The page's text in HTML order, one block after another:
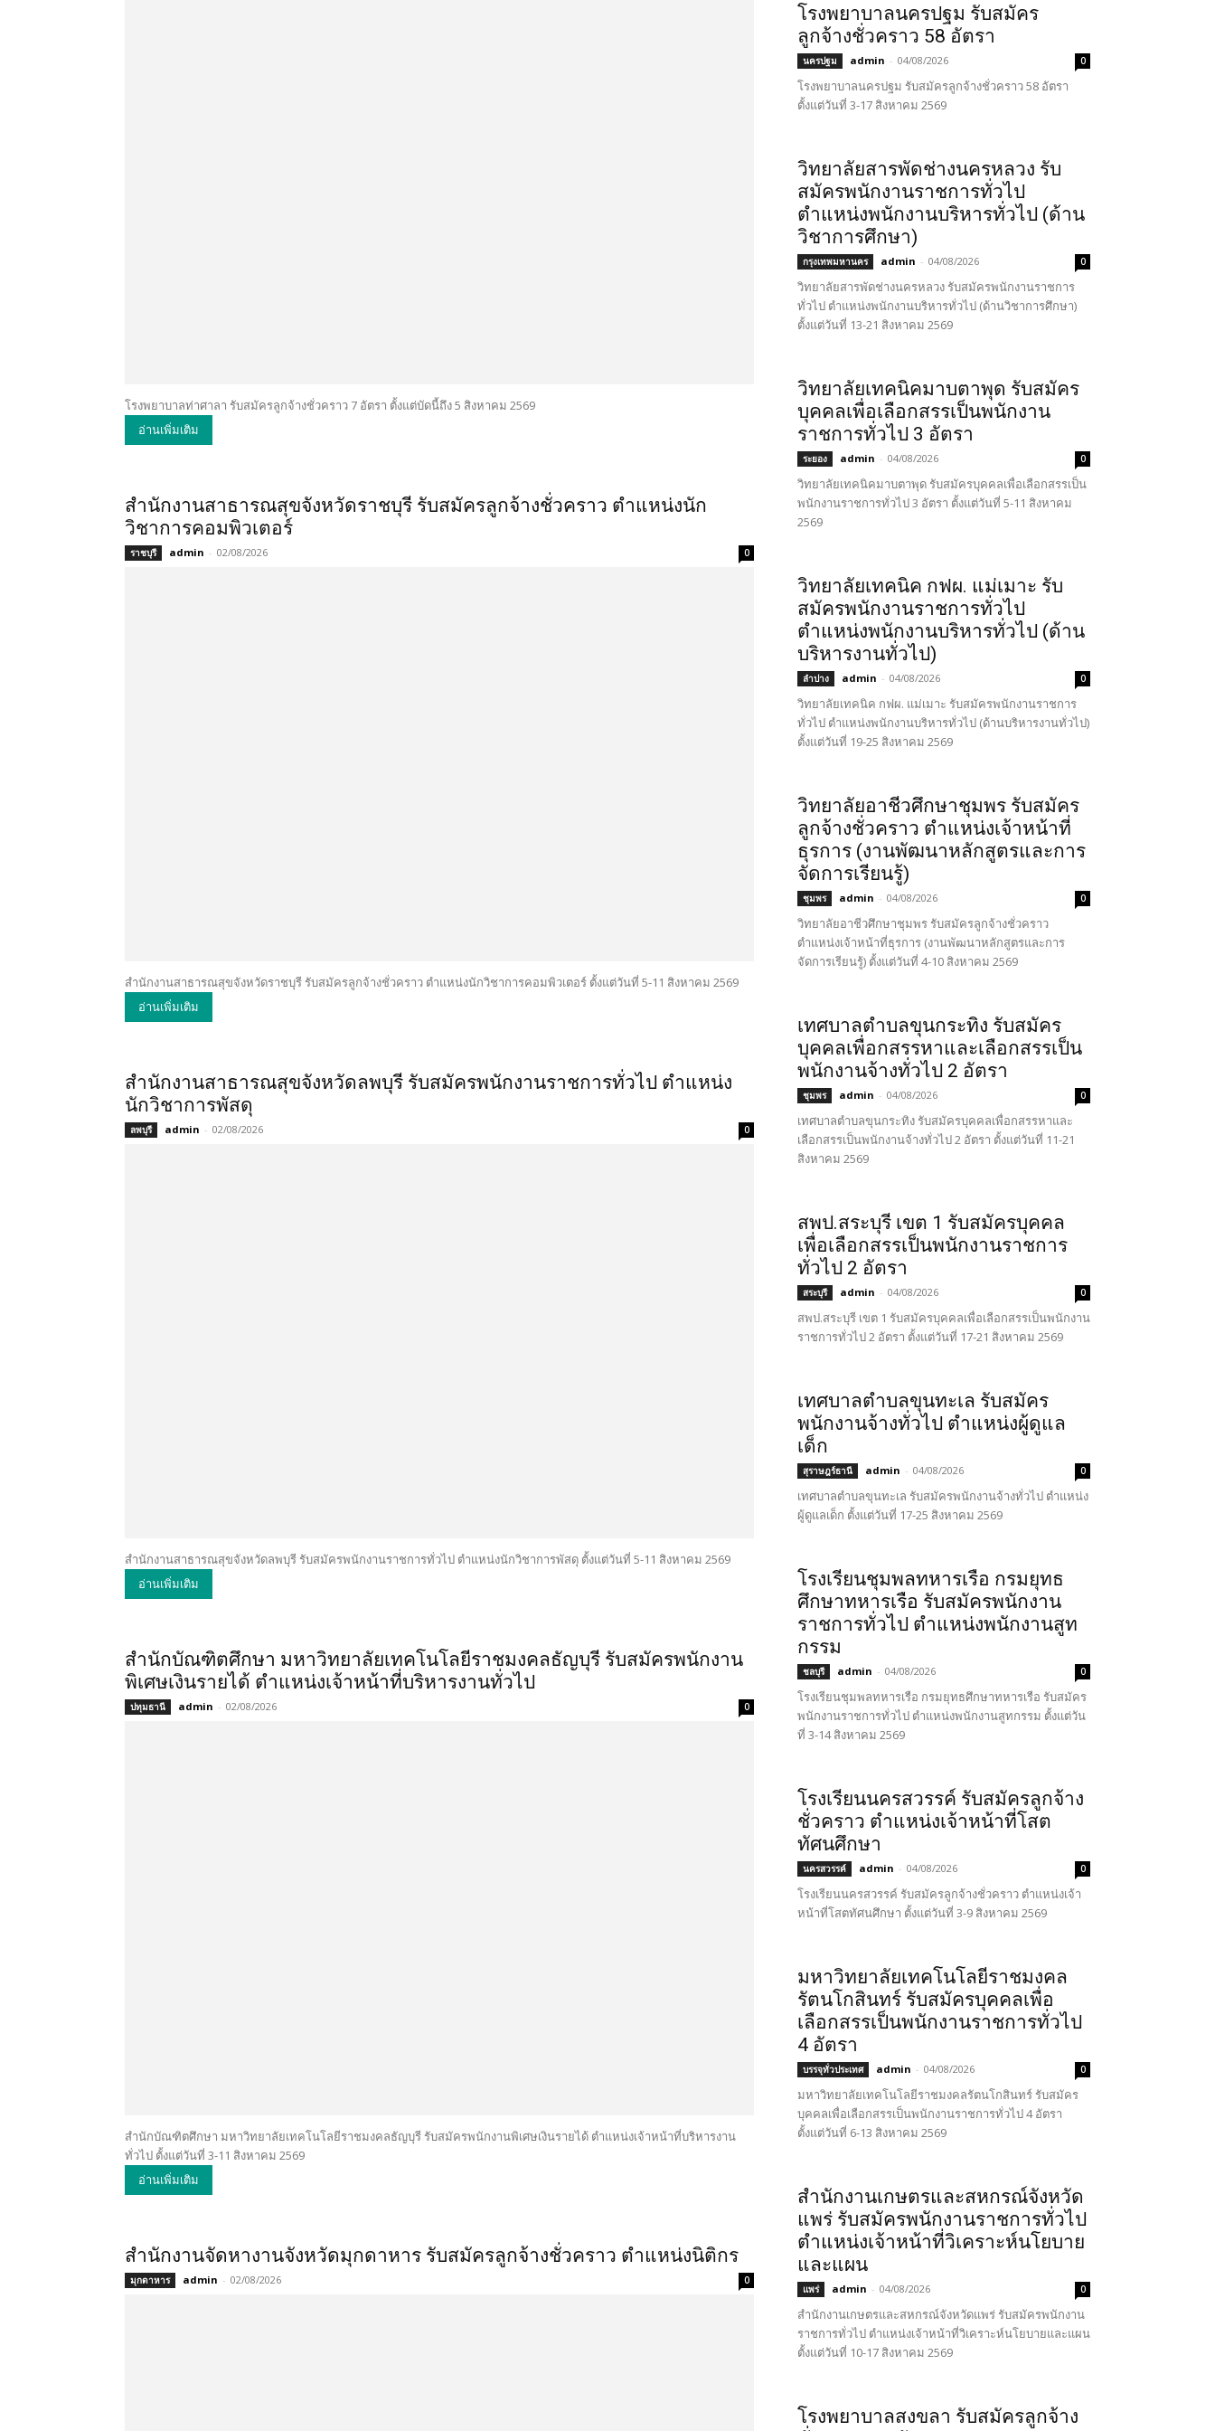
โรงพยาบาลท่าศาลา รับสมัครลูกจ้างชั่วคราว 7 อัตรา ตั้งแต่บัดนี้ถึง 5 สิงหาคม 2569
อ่านเพิ่มเติม
สำนักงานสาธารณสุขจังหวัดราชบุรี รับสมัครลูกจ้างชั่วคราว ตำแหน่งนัก
วิชาการคอมพิวเตอร์
ราชบุรี admin - 02/08/2026 0
สำนักงานสาธารณสุขจังหวัดราชบุรี รับสมัครลูกจ้างชั่วคราว ตำแหน่งนักวิชาการคอมพิวเตอร์ ตั้งแต่วันที่ 5-11 สิงหาคม 2569
อ่านเพิ่มเติม
สำนักงานสาธารณสุขจังหวัดลพบุรี รับสมัครพนักงานราชการทั่วไป ตำแหน่ง
นักวิชาการพัสดุ
ลพบุรี admin - 02/08/2026 0
สำนักงานสาธารณสุขจังหวัดลพบุรี รับสมัครพนักงานราชการทั่วไป ตำแหน่งนักวิชาการพัสดุ ตั้งแต่วันที่ 5-11 สิงหาคม 2569
อ่านเพิ่มเติม
สำนักบัณฑิตศึกษา มหาวิทยาลัยเทคโนโลยีราชมงคลธัญบุรี รับสมัครพนักงาน
พิเศษเงินรายได้ ตำแหน่งเจ้าหน้าที่บริหารงานทั่วไป
ปทุมธานี admin - 02/08/2026 0
สำนักบัณฑิตศึกษา มหาวิทยาลัยเทคโนโลยีราชมงคลธัญบุรี รับสมัครพนักงานพิเศษเงินรายได้ ตำแหน่งเจ้าหน้าที่บริหารงาน
ทั่วไป ตั้งแต่วันที่ 3-11 สิงหาคม 2569
อ่านเพิ่มเติม
สำนักงานจัดหางานจังหวัดมุกดาหาร รับสมัครลูกจ้างชั่วคราว ตำแหน่งนิติกร
มุกดาหาร admin - 02/08/2026 0
โรงพยาบาลนครปฐม รับสมัคร
ลูกจ้างชั่วคราว 58 อัตรา
นครปฐม admin - 04/08/2026 0
โรงพยาบาลนครปฐม รับสมัครลูกจ้างชั่วคราว 58 อัตรา
ตั้งแต่วันที่ 3-17 สิงหาคม 2569
วิทยาลัยสารพัดช่างนครหลวง รับ
สมัครพนักงานราชการทั่วไป
ตำแหน่งพนักงานบริหารทั่วไป (ด้าน
วิชาการศึกษา)
กรุงเทพมหานคร admin - 04/08/2026 0
วิทยาลัยสารพัดช่างนครหลวง รับสมัครพนักงานราชการ
ทั่วไป ตำแหน่งพนักงานบริหารทั่วไป (ด้านวิชาการศึกษา)
ตั้งแต่วันที่ 13-21 สิงหาคม 2569
วิทยาลัยเทคนิคมาบตาพุด รับสมัคร
บุคคลเพื่อเลือกสรรเป็นพนักงาน
ราชการทั่วไป 3 อัตรา
ระยอง admin - 04/08/2026 0
วิทยาลัยเทคนิคมาบตาพุด รับสมัครบุคคลเพื่อเลือกสรรเป็น
พนักงานราชการทั่วไป 3 อัตรา ตั้งแต่วันที่ 5-11 สิงหาคม
2569
วิทยาลัยเทคนิค กฟผ. แม่เมาะ รับ
สมัครพนักงานราชการทั่วไป
ตำแหน่งพนักงานบริหารทั่วไป (ด้าน
บริหารงานทั่วไป)
ลำปาง admin - 04/08/2026 0
วิทยาลัยเทคนิค กฟผ. แม่เมาะ รับสมัครพนักงานราชการ
ทั่วไป ตำแหน่งพนักงานบริหารทั่วไป (ด้านบริหารงานทั่วไป)
ตั้งแต่วันที่ 19-25 สิงหาคม 2569
วิทยาลัยอาชีวศึกษาชุมพร รับสมัคร
ลูกจ้างชั่วคราว ตำแหน่งเจ้าหน้าที่
ธุรการ (งานพัฒนาหลักสูตรและการ
จัดการเรียนรู้)
ชุมพร admin - 04/08/2026 0
วิทยาลัยอาชีวศึกษาชุมพร รับสมัครลูกจ้างชั่วคราว
ตำแหน่งเจ้าหน้าที่ธุรการ (งานพัฒนาหลักสูตรและการ
จัดการเรียนรู้) ตั้งแต่วันที่ 4-10 สิงหาคม 2569
เทศบาลตำบลขุนกระทิง รับสมัคร
บุคคลเพื่อกสรรหาและเลือกสรรเป็น
พนักงานจ้างทั่วไป 2 อัตรา
ชุมพร admin - 04/08/2026 0
เทศบาลตำบลขุนกระทิง รับสมัครบุคคลเพื่อกสรรหาและ
เลือกสรรเป็นพนักงานจ้างทั่วไป 2 อัตรา ตั้งแต่วันที่ 11-21
สิงหาคม 2569
สพป.สระบุรี เขต 1 รับสมัครบุคคล
เพื่อเลือกสรรเป็นพนักงานราชการ
ทั่วไป 2 อัตรา
สระบุรี admin - 04/08/2026 0
สพป.สระบุรี เขต 1 รับสมัครบุคคลเพื่อเลือกสรรเป็นพนักงาน
ราชการทั่วไป 2 อัตรา ตั้งแต่วันที่ 17-21 สิงหาคม 2569
เทศบาลตำบลขุนทะเล รับสมัคร
พนักงานจ้างทั่วไป ตำแหน่งผู้ดูแล
เด็ก
สุราษฎร์ธานี admin - 04/08/2026 0
เทศบาลตำบลขุนทะเล รับสมัครพนักงานจ้างทั่วไป ตำแหน่ง
ผู้ดูแลเด็ก ตั้งแต่วันที่ 17-25 สิงหาคม 2569
โรงเรียนชุมพลทหารเรือ กรมยุทธ
ศึกษาทหารเรือ รับสมัครพนักงาน
ราชการทั่วไป ตำแหน่งพนักงานสูท
กรรม
ชลบุรี admin - 04/08/2026 0
โรงเรียนชุมพลทหารเรือ กรมยุทธศึกษาทหารเรือ รับสมัคร
พนักงานราชการทั่วไป ตำแหน่งพนักงานสูทกรรม ตั้งแต่วัน
ที่ 3-14 สิงหาคม 2569
โรงเรียนนครสวรรค์ รับสมัครลูกจ้าง
ชั่วคราว ตำแหน่งเจ้าหน้าที่โสต
ทัศนศึกษา
นครสวรรค์ admin - 04/08/2026 0
โรงเรียนนครสวรรค์ รับสมัครลูกจ้างชั่วคราว ตำแหน่งเจ้า
หน้าที่โสตทัศนศึกษา ตั้งแต่วันที่ 3-9 สิงหาคม 2569
มหาวิทยาลัยเทคโนโลยีราชมงคล
รัตนโกสินทร์ รับสมัครบุคคลเพื่อ
เลือกสรรเป็นพนักงานราชการทั่วไป
4 อัตรา
บรรจุทั่วประเทศ admin - 04/08/2026 0
มหาวิทยาลัยเทคโนโลยีราชมงคลรัตนโกสินทร์ รับสมัคร
บุคคลเพื่อเลือกสรรเป็นพนักงานราชการทั่วไป 4 อัตรา
ตั้งแต่วันที่ 6-13 สิงหาคม 2569
สำนักงานเกษตรและสหกรณ์จังหวัด
แพร่ รับสมัครพนักงานราชการทั่วไป
ตำแหน่งเจ้าหน้าที่วิเคราะห์นโยบาย
และแผน
แพร่ admin - 04/08/2026 0
สำนักงานเกษตรและสหกรณ์จังหวัดแพร่ รับสมัครพนักงาน
ราชการทั่วไป ตำแหน่งเจ้าหน้าที่วิเคราะห์นโยบายและแผน
ตั้งแต่วันที่ 10-17 สิงหาคม 2569
โรงพยาบาลสงขลา รับสมัครลูกจ้าง